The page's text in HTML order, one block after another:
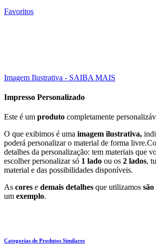
Favoritos
025 Un
Imagem Ilustrativa - SAIBA MAIS
Impresso Personalizado
Este é um produto completamente
O que exibimos é uma imagem ilustrativa,
poderá personalizar o material de forma
detalhes da personalização: tem materiais que
escolher personalizar só 1 lado ou os 2 lados,
material e das possibilidades disponíveis.
As cores e demais detalhes que utilizamos são
um exemplo.
Categorias de Produtos Similares